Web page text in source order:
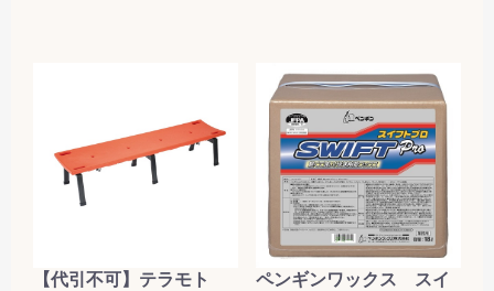
【代引不可】テラモト
ペンギンワックス スイ